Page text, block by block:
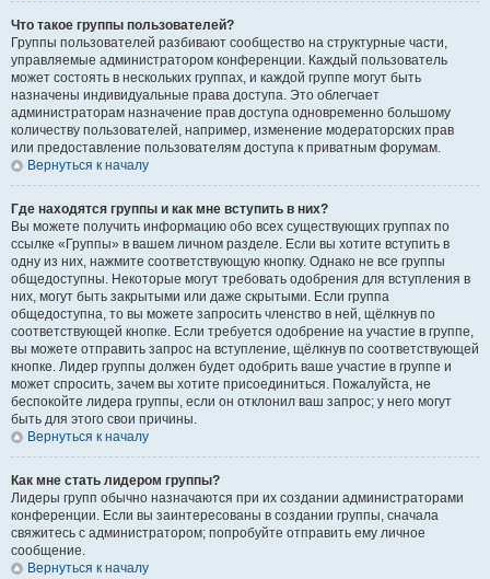
Что такое группы пользователей?
Группы пользователей разбивают сообщество на структурные части,
управляемые администратором конференции. Каждый пользователь
может состоять в нескольких группах, и каждой группе могут быть
назначены индивидуальные права доступа. Это облегчает
администраторам назначение прав доступа одновременно большому
количеству пользователей, например, изменение модераторских прав
или предоставление пользователям доступа к приватным форумам.
Вернуться к началу
Где находятся группы и как мне вступить в них?
Вы можете получить информацию обо всех существующих группах по
ссылке «Группы» в вашем личном разделе. Если вы хотите вступить в
одну из них, нажмите соответствующую кнопку. Однако не все группы
общедоступны. Некоторые могут требовать одобрения для вступления в
них, могут быть закрытыми или даже скрытыми. Если группа
общедоступна, то вы можете запросить членство в ней, щёлкнув по
соответствующей кнопке. Если требуется одобрение на участие в группе,
вы можете отправить запрос на вступление, щёлкнув по соответствующей
кнопке. Лидер группы должен будет одобрить ваше участие в группе и
может спросить, зачем вы хотите присоединиться. Пожалуйста, не
беспокойте лидера группы, если он отклонил ваш запрос; у него могут
быть для этого свои причины.
Вернуться к началу
Как мне стать лидером группы?
Лидеры групп обычно назначаются при их создании администраторами
конференции. Если вы заинтересованы в создании группы, сначала
свяжитесь с администратором; попробуйте отправить ему личное
сообщение.
Вернуться к началу